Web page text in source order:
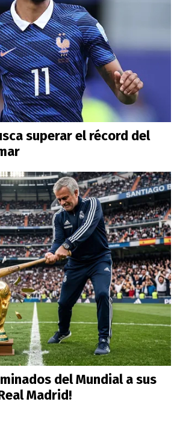
superar el récord del
del Mundial a sus
Madrid!